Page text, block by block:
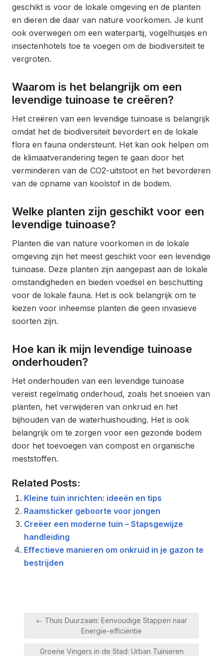
geschikt is voor de lokale omgeving en de planten
en dieren die daar van nature voorkomen. Je kunt
ook overwegen om een ​​waterpartij, vogelhuisjes en
insectenhotels toe te voegen om de biodiversiteit te
vergroten.
Waarom is het belangrijk om een
levendige tuinoase te creëren?
Het creëren van een levendige tuinoase is belangrijk
omdat het de biodiversiteit bevordert en de lokale
flora en fauna ondersteunt. Het kan ook helpen om
de klimaatverandering tegen te gaan door het
verminderen van de CO2-uitstoot en het bevorderen
van de opname van koolstof in de bodem.
Welke planten zijn geschikt voor een
levendige tuinoase?
Planten die van nature voorkomen in de lokale
omgeving zijn het meest geschikt voor een levendige
tuinoase. Deze planten zijn aangepast aan de lokale
omstandigheden en bieden voedsel en beschutting
voor de lokale fauna. Het is ook belangrijk om te
kiezen voor inheemse planten die geen invasieve
soorten zijn.
Hoe kan ik mijn levendige tuinoase
onderhouden?
Het onderhouden van een levendige tuinoase
vereist regelmatig onderhoud, zoals het snoeien van
planten, het verwijderen van onkruid en het
bijhouden van de waterhuishouding. Het is ook
belangrijk om te zorgen voor een gezonde bodem
door het toevoegen van compost en organische
meststoffen.
Related Posts:
Kleine tuin inrichten: ideeën en tips
Raamsticker geboorte voor jongen
Creëer een moderne tuin – Stapsgewijze
handleiding
Effectieve manieren om onkruid in je gazon te
bestrijden
Berichtnavigatie
← Thuis Duurzaam: Eenvoudige Stappen naar
Energie-efficiëntie
Groene Vingers in de Stad: Urban Tuinieren